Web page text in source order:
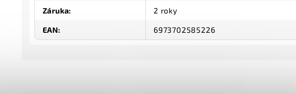
Záruka: 2 roky
EAN: 6973702585226